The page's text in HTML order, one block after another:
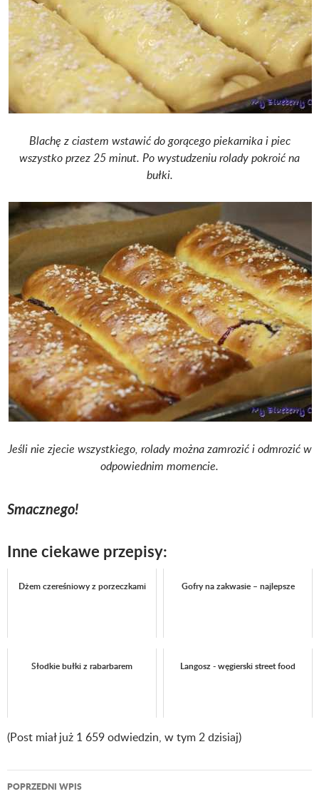
Blachę z ciastem wstawić do gorącego piekarnika i piec
wszystko przez 25 minut. Po wystudzeniu rolady pokroić na
bułki.
Jeśli nie zjecie wszystkiego, rolady można zamrozić i odmrozić w
odpowiednim momencie.
Smacznego!
Inne ciekawe przepisy:
Dżem czereśniowy z porzeczkami Gofry na zakwasie – najlepsze
Słodkie bułki z rabarbarem Langosz - węgierski street food
(Post miał już 1 659 odwiedzin, w tym 2 dzisiaj)
POPRZEDNI WPIS